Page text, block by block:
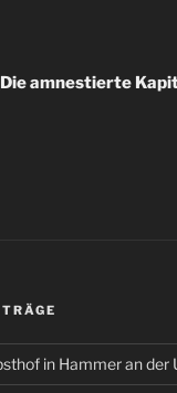
amnestierte
in Hammer an der